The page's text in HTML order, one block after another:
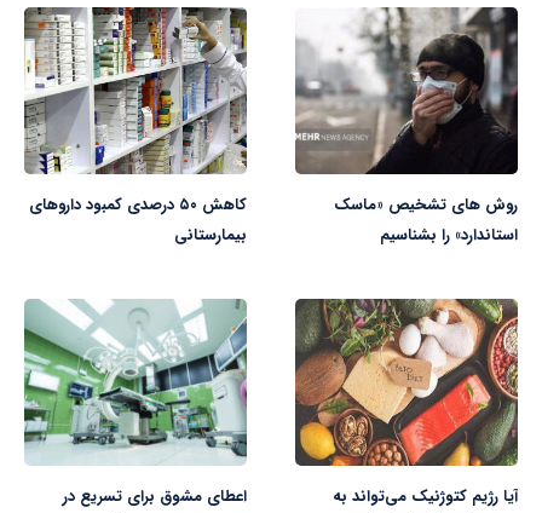
روش های تشخیص «ماسک
استاندارد» را بشناسیم
کاهش ۵۰ درصدی کمبود داروهای
بیمارستانی
آیا رژیم کتوژنیک می‌تواند به
اعطای مشوق برای تسریع در